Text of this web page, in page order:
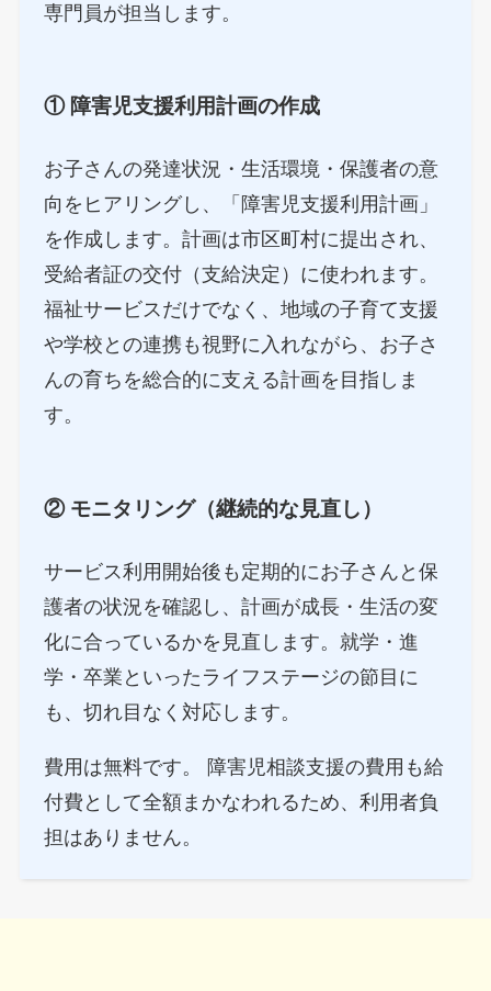
専門員が担当します。
① 障害児支援利用計画の作成
お子さんの発達状況・生活環境・保護者の意
向をヒアリングし、「障害児支援利用計画」
を作成します。計画は市区町村に提出され、
受給者証の交付（支給決定）に使われます。
福祉サービスだけでなく、地域の子育て支援
や学校との連携も視野に入れながら、お子さ
んの育ちを総合的に支える計画を目指しま
す。
② モニタリング（継続的な見直し）
サービス利用開始後も定期的にお子さんと保
護者の状況を確認し、計画が成長・生活の変
化に合っているかを見直します。就学・進
学・卒業といったライフステージの節目に
も、切れ目なく対応します。
費用は無料です。 障害児相談支援の費用も給
付費として全額まかなわれるため、利用者負
担はありません。